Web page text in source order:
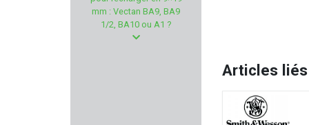
WOLFF GUNSPRINGS
COBALT KINETICS
mm : Vectan BA9, BA9
1/2, BA10 ou A1 ?
Articles